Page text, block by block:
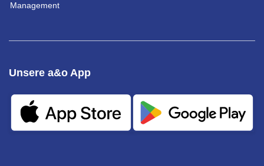
Management
Unsere a&o App